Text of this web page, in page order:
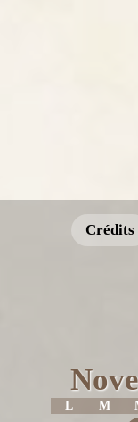
Crédits
L M